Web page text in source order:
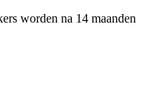
worden na 14 maanden